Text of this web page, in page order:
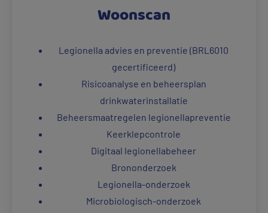
Woonscan
Legionella advies en preventie (BRL6010
gecertificeerd)
Risicoanalyse en beheersplan
drinkwaterinstallatie
Beheersmaatregelen legionellapreventie
Keerklepcontrole
Digitaal legionellabeheer
Brononderzoek
Legionella-onderzoek
Microbiologisch-onderzoek